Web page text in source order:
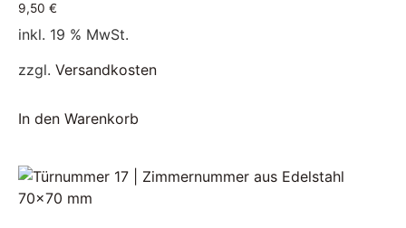
9,50 €
inkl. 19 % MwSt.
zzgl. Versandkosten
In den Warenkorb